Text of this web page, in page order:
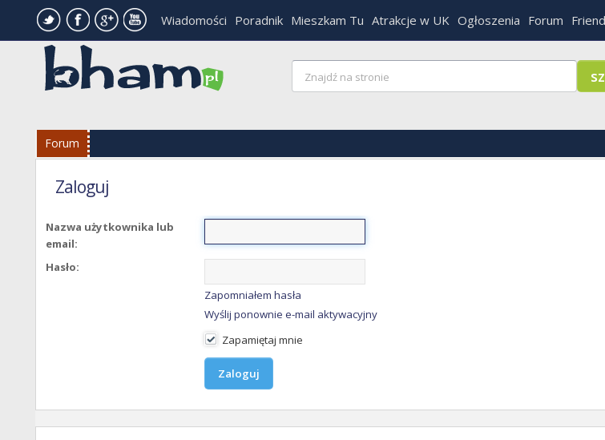
Wiadomości Poradnik Mieszkam Tu Atrakcje w UK Ogłoszenia Forum
Forum
Zaloguj
Nazwa użytkownika lub
email:
Hasło:
Zapomniałem hasła
Wyślij ponownie e-mail aktywacyjny
Zapamiętaj mnie